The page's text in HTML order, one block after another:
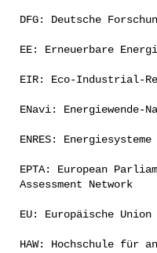
DFG: Deutsche
EE: Erneuerbare
EIR: Eco-Industrial-
ENavi: Energiewende-
ENRES:
EPTA: European
Assessment Network
EU: Europäische Union
HAW: Hochschule für